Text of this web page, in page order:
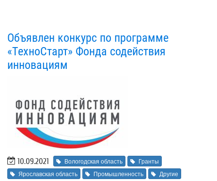
Объявлен конкурс по программе
«ТехноСтарт» Фонда содействия
инновациям
10.09.2021 Вологодская область
Гранты
Ярославская область
Промышленность Другие